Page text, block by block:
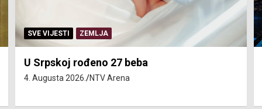
SERVISNE INFORMACIJE
Isključenja vode – utorak 4. avgust
4. Augusta 2026. NTV Arena